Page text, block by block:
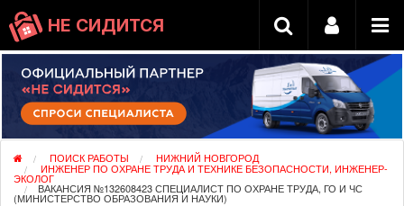
НЕ СИДИТСЯ
ПОИСК РАБОТЫ НИЖНИЙ НОВГОРОД
ИНЖЕНЕР ПО ОХРАНЕ ТРУДА И ТЕХНИКЕ БЕЗОПАСНОСТИ, ИНЖЕНЕР-
ЭКОЛОГ
ВАКАНСИЯ №132608423 СПЕЦИАЛИСТ ПО ОХРАНЕ ТРУДА, ГО И ЧС
(МИНИСТЕРСТВО ОБРАЗОВАНИЯ И НАУКИ)